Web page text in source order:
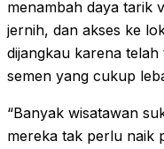
menambah daya tarik
jernih, dan akses ke
dijangkau karena telah
semen yang cukup
“Banyak wisatawan
mereka tak perlu naik